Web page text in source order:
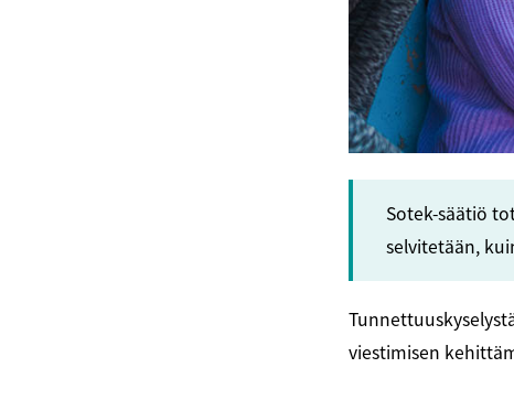
Sotek-säätiö
selvitetään,
viestimisen